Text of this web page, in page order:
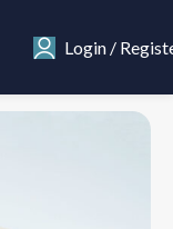
Login /